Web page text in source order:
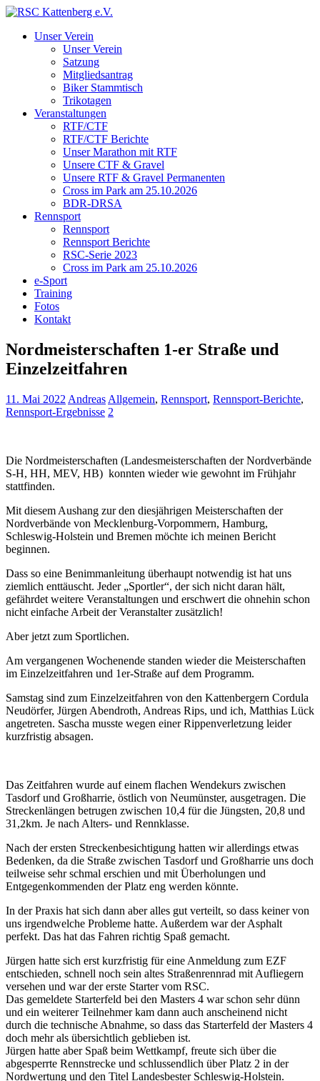
Unser Verein
Unser Verein
Satzung
Mitgliedsantrag
Biker Stammtisch
Trikotagen
Veranstaltungen
RTF/CTF
RTF/CTF Berichte
Unser Marathon mit RTF
Unsere CTF & Gravel
Unsere RTF & Gravel Permanenten
Cross im Park am 25.10.2026
BDR-DRSA
Rennsport
Rennsport
Rennsport Berichte
RSC-Serie 2023
Cross im Park am 25.10.2026
e-Sport
Training
Fotos
Kontakt
Nordmeisterschaften 1-er Straße und
Einzelzeitfahren
11. Mai 2022 Andreas Allgemein, Rennsport, Rennsport-Berichte,
Rennsport-Ergebnisse 2
Die Nordmeisterschaften (Landesmeisterschaften der Nordverbände
S-H, HH, MEV, HB) konnten wieder wie gewohnt im Frühjahr
stattfinden.
Mit diesem Aushang zur den diesjährigen Meisterschaften der
Nordverbände von Mecklenburg-Vorpommern, Hamburg,
Schleswig-Holstein und Bremen möchte ich meinen Bericht
beginnen.
Dass so eine Benimmanleitung überhaupt notwendig ist hat uns
ziemlich enttäuscht. Jeder „Sportler“, der sich nicht daran hält,
gefährdet weitere Veranstaltungen und erschwert die ohnehin schon
nicht einfache Arbeit der Veranstalter zusätzlich!
Aber jetzt zum Sportlichen.
Am vergangenen Wochenende standen wieder die Meisterschaften
im Einzelzeitfahren und 1er-Straße auf dem Programm.
Samstag sind zum Einzelzeitfahren von den Kattenbergern Cordula
Neudörfer, Jürgen Abendroth, Andreas Rips, und ich, Matthias Lück
angetreten. Sascha musste wegen einer Rippenverletzung leider
kurzfristig absagen.
Das Zeitfahren wurde auf einem flachen Wendekurs zwischen
Tasdorf und Großharrie, östlich von Neumünster, ausgetragen. Die
Streckenlängen betrugen zwischen 10,4 für die Jüngsten, 20,8 und
31,2km. Je nach Alters- und Rennklasse.
Nach der ersten Streckenbesichtigung hatten wir allerdings etwas
Bedenken, da die Straße zwischen Tasdorf und Großharrie uns doch
teilweise sehr schmal erschien und mit Überholungen und
Entgegenkommenden der Platz eng werden könnte.
In der Praxis hat sich dann aber alles gut verteilt, so dass keiner von
uns irgendwelche Probleme hatte. Außerdem war der Asphalt
perfekt. Das hat das Fahren richtig Spaß gemacht.
Jürgen hatte sich erst kurzfristig für eine Anmeldung zum EZF
entschieden, schnell noch sein altes Straßenrennrad mit Aufliegern
versehen und war der erste Starter vom RSC.
Das gemeldete Starterfeld bei den Masters 4 war schon sehr dünn
und ein weiterer Teilnehmer kam dann auch anscheinend nicht
durch die technische Abnahme, so dass das Starterfeld der Masters 4
doch mehr als übersichtlich geblieben ist.
Jürgen hatte aber Spaß beim Wettkampf, freute sich über die
abgesperrte Rennstrecke und schlussendlich über Platz 2 in der
Nordwertung und den Titel Landesbester Schleswig-Holstein.